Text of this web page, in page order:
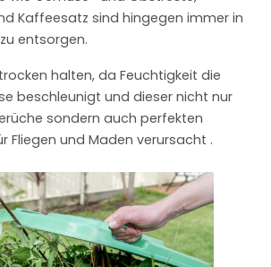
Kaffeesatz sind hingegen immer in
entsorgen.
halten, da Feuchtigkeit die
beschleunigt und dieser nicht nur
sondern auch perfekten
Fliegen und Maden verursacht .